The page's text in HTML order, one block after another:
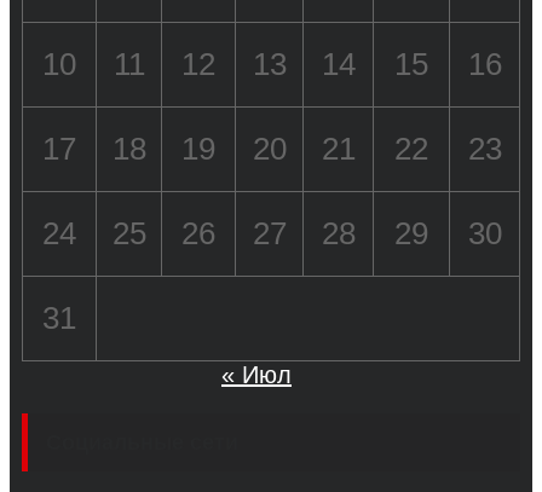
10 11 12 13 14 15 16
17 18 19 20 21 22 23
24 25 26 27 28 29 30
31
« Июл